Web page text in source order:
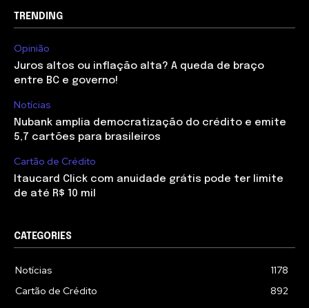
TRENDING
Opinião
Juros altos ou inflação alta? A queda de braço
entre BC e governo!
Notícias
Nubank amplia democratização do crédito e emite
5,7 cartões para brasileiros
Cartão de Crédito
Itaucard Click com anuidade grátis pode ter limite
de até R$ 10 mil
CATEGORIES
Notícias
1178
Cartão de Crédito
892